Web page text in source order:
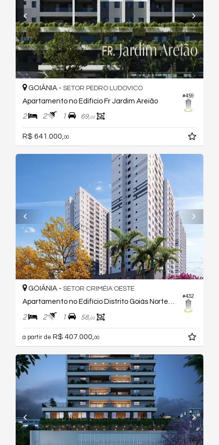
#459
GOIÂNIA - SETOR PEDRO LUDOVICO
Apartamento no Edifício Fr Jardim Areião
2 2 1 69,00
R$ 641.000, 00
#432
GOIÂNIA - SETOR CRIMÉIA OESTE
Apartamento no Edifício Distrito Goiás Norte Fase 1
2 2 1 58,00
a partir de R$ 407.000,00